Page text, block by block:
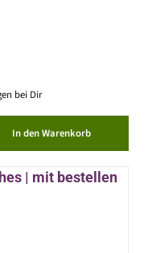
bei Dir
In den Warenkorb
| mit bestellen